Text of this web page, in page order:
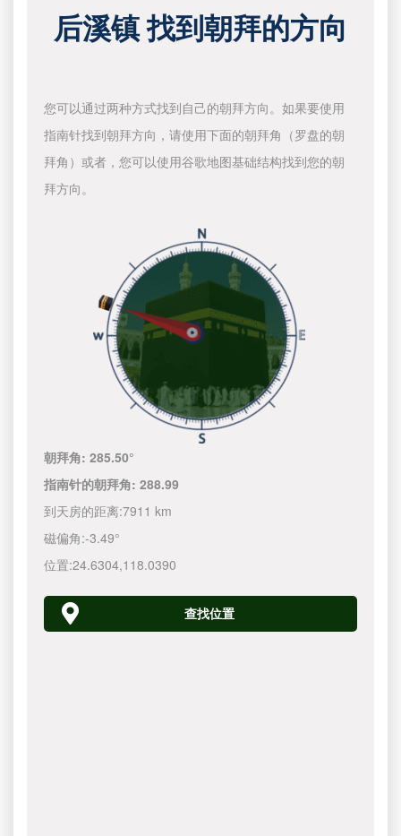
后溪镇 找到朝拜的方向
您可以通过两种方式找到自己的朝拜方向。如果要使用
指南针找到朝拜方向，请使用下面的朝拜角（罗盘的朝
拜角）或者，您可以使用谷歌地图基础结构找到您的朝
拜方向。
朝拜角:285.50°
指南针的朝拜角:288.99
到天房的距离:7911 km
磁偏角:-3.49°
位置:24.6304,118.0390
查找位置